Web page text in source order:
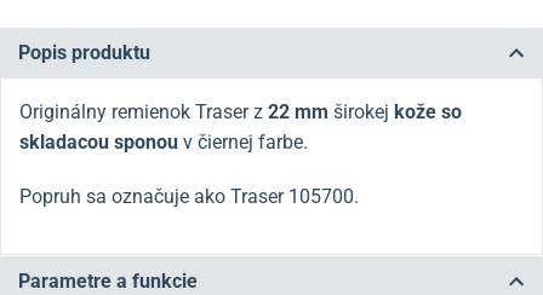
Popis produktu
Originálny remienok Traser z 22 mm širokej kože so
skladacou sponou v čiernej farbe.
Popruh sa označuje ako Traser 105700.
Parametre a funkcie